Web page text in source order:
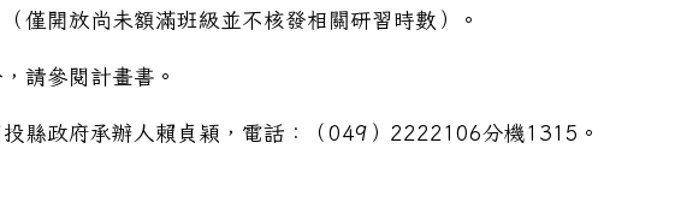
僅開放尚未額滿班級並不核發相關研習時數）。
請參閱計畫書。
縣政府承辦人賴貞穎，電話：（049）2222106分機1315。